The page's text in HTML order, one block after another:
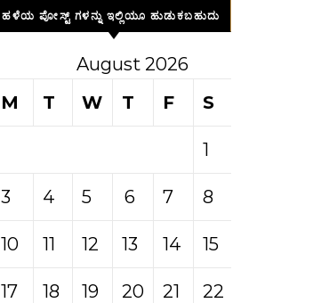
ಹಳೆಯ ಪೋಸ್ಟ್ ಗಳನ್ನು ಇಲ್ಲಿಯೂ ಹುಡುಕಬಹುದು
August 2026
M
T W T F S
1
3 4 5 6 7 8
10 11 12 13 14 15
17 18 19 20 21 22